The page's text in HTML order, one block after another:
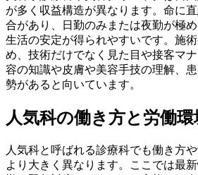
が多く収益構造が異なります。命に
合があり、日勤のみまたは夜勤が極め
生活の安定が得られやすいです。施
め、技術だけでなく見た目や接客マ
容の知識や皮膚や美容手技の理解、
勢があると向いています。
人気科の働き方と労働
人気科と呼ばれる診療科でも働き方
より大きく異なります。ここでは最